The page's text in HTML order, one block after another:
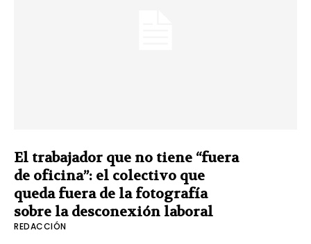
El trabajador que no tiene “fuera
de oficina”: el colectivo que
queda fuera de la fotografía
sobre la desconexión laboral
REDACCIÓN